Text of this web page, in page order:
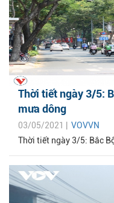
Thời tiết ngày 3/5:
mưa dông
03/05/2021 | VOVVN
Thời tiết ngày 3/5: Bắc